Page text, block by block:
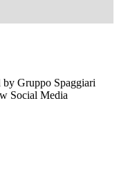
by Gruppo Spaggiari
Social Media